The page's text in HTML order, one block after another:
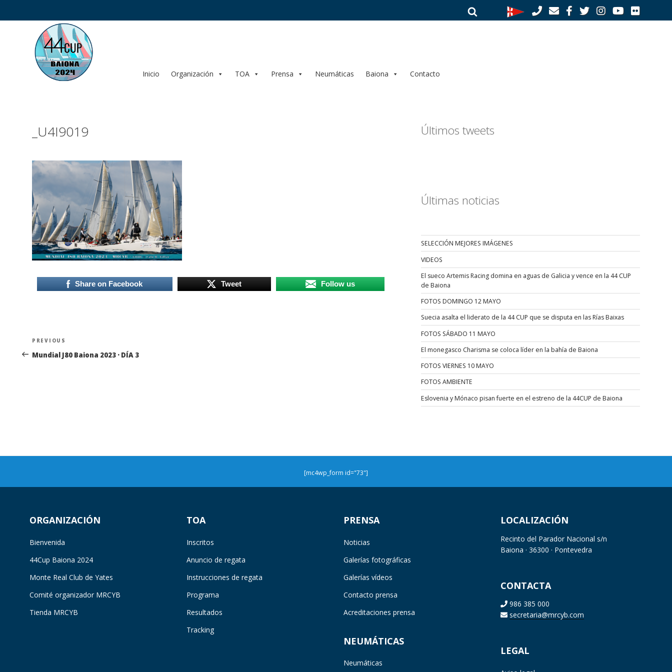
por:
Inicio Organización TOA Prensa Neumáticas Baiona Contacto
_U4I9019
Share on Facebook Tweet Follow us
Navegación
de
Previous
Post
PREVIOUS
Mundial J80 Baiona 2023 · DÍA 3
Últimos tweets
Últimas noticias
SELECCIÓN MEJORES IMÁGENES
VIDEOS
El sueco Artemis Racing domina en aguas de Galicia y vence en la 44 CUP
de Baiona
FOTOS DOMINGO 12 MAYO
Suecia asalta el liderato de la 44 CUP que se disputa en las Rías Baixas
FOTOS SÁBADO 11 MAYO
El monegasco Charisma se coloca líder en la bahía de Baiona
FOTOS VIERNES 10 MAYO
FOTOS AMBIENTE
Eslovenia y Mónaco pisan fuerte en el estreno de la 44CUP de Baiona
[mc4wp_form id="73"]
ORGANIZACIÓN
Bienvenida
44Cup Baiona 2024
Monte Real Club de Yates
Comité organizador MRCYB
Tienda MRCYB
TOA
Inscritos
Anuncio de regata
Instrucciones de regata
Programa
Resultados
Tracking
PRENSA
Noticias
Galerías fotográficas
Galerías vídeos
Contacto prensa
Acreditaciones prensa
NEUMÁTICAS
Neumáticas
LOCALIZACIÓN
Recinto del Parador Nacional s/n
Baiona · 36300 · Pontevedra
CONTACTA
986 385 000
secretaria@mrcyb.com
LEGAL